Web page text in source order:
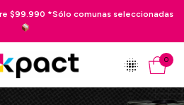
*Sólo comunas seleccionadas
0